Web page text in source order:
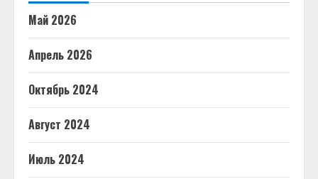
Май 2026
Апрель 2026
Октябрь 2024
Август 2024
Июль 2024